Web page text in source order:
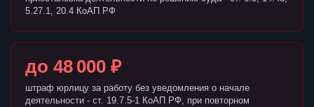
5.27.1, 20.4 КоАП РФ
до 48 000 ₽
штраф юрлицу за работу без уведомления о начале
деятельности - ст. 19.7.5-1 КоАП РФ, при повторном